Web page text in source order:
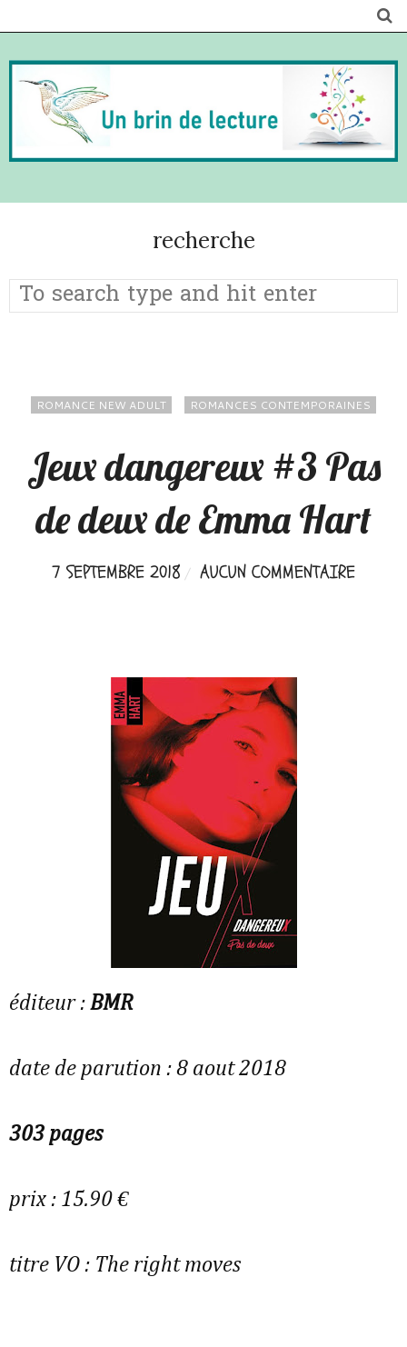
recherche
ROMANCE NEW ADULT ROMANCES CONTEMPORAINES
Jeux dangereux #3 Pas
de deux de Emma Hart
7 SEPTEMBRE 2018 AUCUN COMMENTAIRE
éditeur : BMR
date de parution : 8 aout 2018
303 pages
prix : 15.90 €
titre VO : The right moves